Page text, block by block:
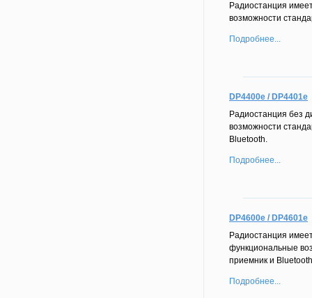
Радиостанция
возможности
Подробнее...
DP4400e / DP4401e
Радиостанция без
возможности
Bluetooth.
Подробнее...
DP4600e / DP4601e
Радиостанция
функциональные
приемник и
Подробнее...